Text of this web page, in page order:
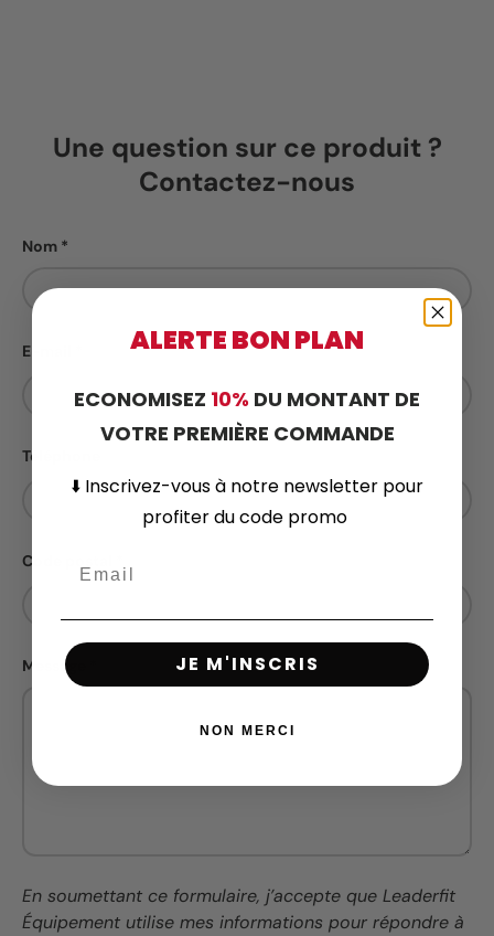
Une question sur ce produit ?
Contactez-nous
Nom
E-mail
Téléphone
Code postal
Message
En soumettant ce formulaire, j’accepte que Leaderfit
Équipement utilise mes informations pour répondre à
ALERTE BON PLAN
ECONOMISEZ 10% DU MONTANT DE
VOTRE PREMIÈRE COMMANDE
⬇️ Inscrivez-vousà notre newsletter pour
profiter du code promo
JE M'INSCRIS
NON MERCI